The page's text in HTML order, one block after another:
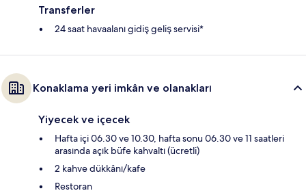
Transferler
24 saat havaalanı gidiş geliş servisi*
Konaklama yeri imkân ve olanakları
Yiyecek ve içecek
Hafta içi 06.30 ve 10.30, hafta sonu 06.30 ve 11 saatleri
arasında açık büfe kahvaltı (ücretli)
2 kahve dükkânı/kafe
Restoran